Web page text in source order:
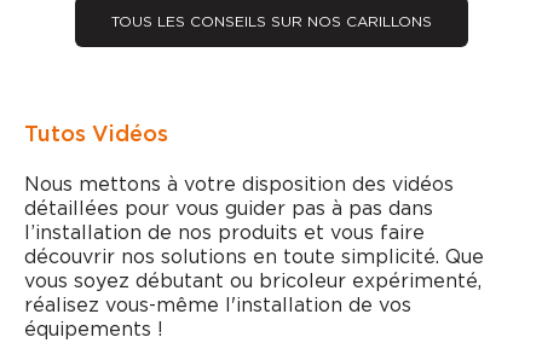
TOUS LES CONSEILS SUR NOS CARILLONS
Tutos Vidéos
Nous mettons à votre disposition des vidéos
détaillées pour vous guider pas à pas dans
l’installation de nos produits et vous faire
découvrir nos solutions en toute simplicité. Que
vous soyez débutant ou bricoleur expérimenté,
réalisez vous-même l'installation de vos
équipements !